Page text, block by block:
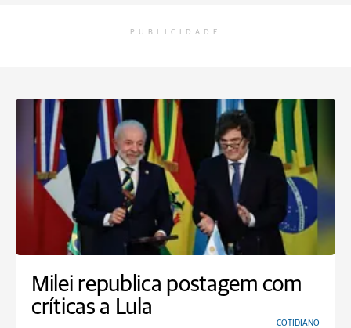
PUBLICIDADE
Milei republica postagem com
críticas a Lula
COTIDIANO